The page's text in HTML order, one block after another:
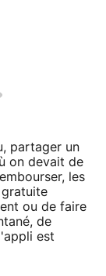
partager un
on devait de
les
ou de faire
de
est